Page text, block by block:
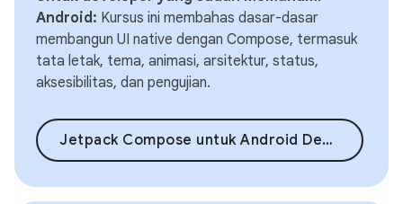
Android: Kursus ini membahas dasar-dasar
membangun UI native dengan Compose, termasuk
tata letak, tema, animasi, arsitektur, status,
aksesibilitas, dan pengujian.
Jetpack Compose untuk Android Developers